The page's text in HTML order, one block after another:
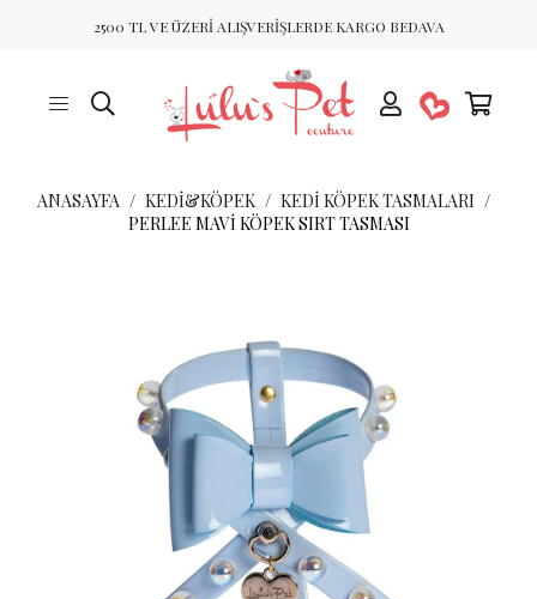
2500 TL VE ÜZERİ ALIŞVERİŞLERDE KARGO BEDAVA
ANASAYFA KEDİ&KÖPEK
KEDI KÖPEK TASMALARI
PERLEE MAVI KÖPEK SIRT TASMASI